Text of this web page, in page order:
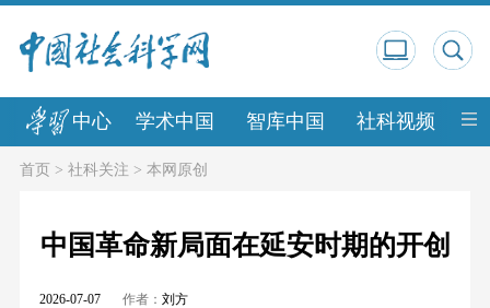
中心 学术中国 智库中国 社科视频 中
首页> 社科关注 > 本网原创
中国革命新局面在延安时期的开创
2026-07-07 作者： 刘方